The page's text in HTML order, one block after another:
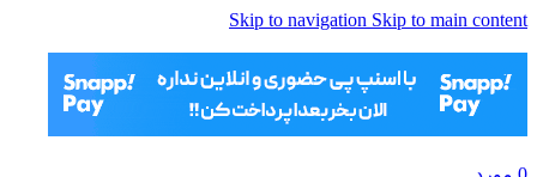
Skip to navigation Skip to main content